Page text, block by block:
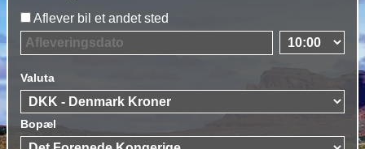
Aflever bil et andet sted
Valuta
Bopæl